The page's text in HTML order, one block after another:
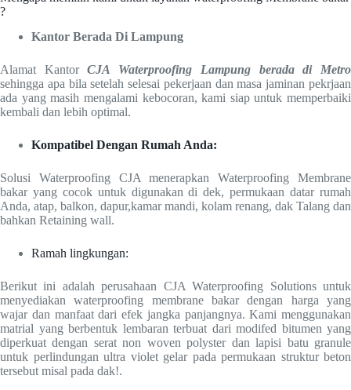
?
Kantor Berada Di Lampung
Alamat KantorCJA Waterproofing Lampung berada di Metro
sehingga apa bila setelah selesai pekerjaan dan masa jaminan pekrjaan
ada yang masih mengalami kebocoran, kami siap untuk memperbaiki
kembali dan lebih optimal.
Kompatibel Dengan Rumah Anda:
Solusi Waterproofing CJA menerapkan Waterproofing Membrane
bakar yang cocok untuk digunakan di dek, permukaan datar rumah
Anda, atap, balkon, dapur,kamar mandi, kolam renang, dak Talang dan
bahkan Retaining wall.
Ramah lingkungan:
Berikut ini adalah perusahaan CJA Waterproofing Solutions untuk
menyediakan waterproofing membrane bakar dengan harga yang
wajar dan manfaat dari efek jangka panjangnya. Kami menggunakan
matrial yang berbentuk lembaran terbuat dari modifed bitumen yang
diperkuat dengan serat non woven polyster dan lapisi batu granule
untuk perlindungan ultra violet gelar pada permukaan struktur beton
tersebut misal pada dak!.